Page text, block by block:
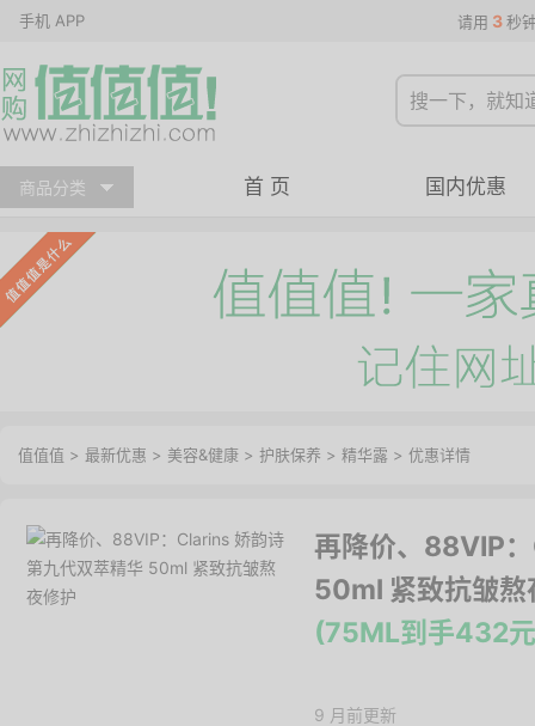
手机 APP 请用 3 秒
商品分类 首 页 国内优惠
值值值 > 最新优惠 > 美容&健康 > 护肤保养 > 精华露 > 优惠详情
再降价、88VIP
50ml 紧致抗皱熬
(75ML到手432
9 月前更新